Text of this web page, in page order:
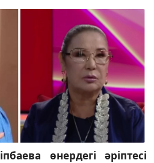
өнердегі әріптесі